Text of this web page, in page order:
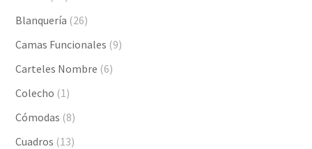
Blanquería (26)
Camas Funcionales (9)
Carteles Nombre (6)
Colecho (1)
Cómodas (8)
Cuadros (13)